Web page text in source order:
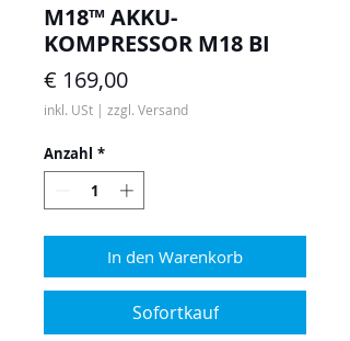
M18™ AKKU-
KOMPRESSOR M18 BI
€ 169,00Preis
inkl. USt | zzgl. Versand
Anzahl *
In den Warenkorb
Sofortkauf